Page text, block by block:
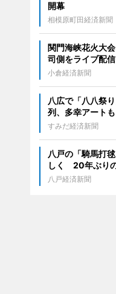
開幕
相模原町田経済新聞
関門海峡花火大
司側をライブ配信
小倉経済新聞
八広で「八八祭
列、多幸アートも
すみだ経済新聞
八戸の「騎馬打
しく 20年ぶり
八戸経済新聞